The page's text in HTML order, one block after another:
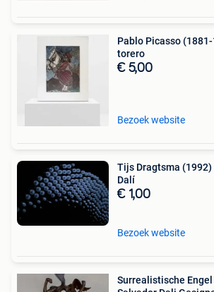
Pablo Picasso
torero
€ 5,00
Bezoek website
Tijs Dragtsma
Dalí
€ 1,00
Bezoek website
Surrealistische